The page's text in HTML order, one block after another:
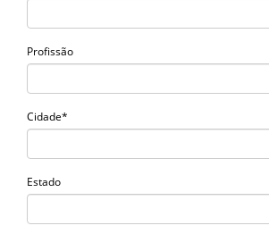
Profissão
Cidade*
Estado